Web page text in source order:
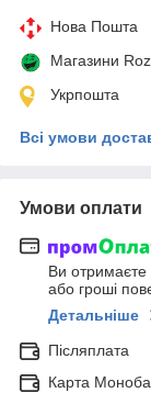
Нова Пошта
Магазини
Укрпошта
Всі умови
Умови оплати
Ви
або гроші
Детальніше
Післяплата
Карта